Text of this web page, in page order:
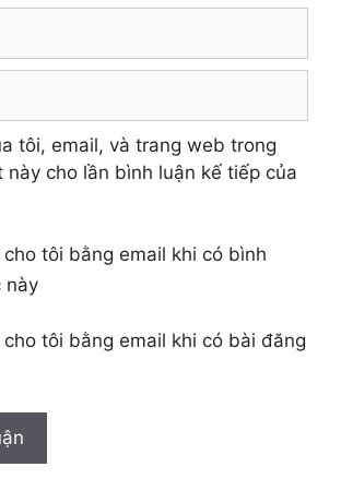
tôi, email, và trang web trong
này cho lần bình luận kế tiếp của
tôi bằng email khi có bình
này
tôi bằng email khi có bài đăng